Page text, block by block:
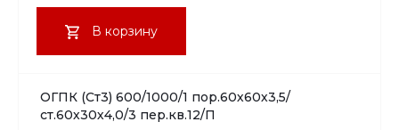
В корзину
ОГПК (Ст3) 600/1000/1 пор.60х60х3,5/
ст.60х30х4,0/3 пер.кв.12/П